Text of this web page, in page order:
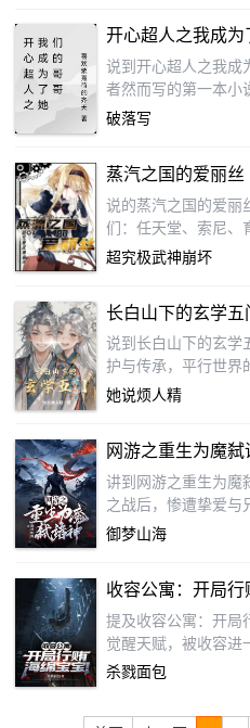
必须遵守以下协议一
都与文明的存续与发
在非必要的情况下，
者必须使用人工智能
开心超人之我成为
说到开心超人之我成
者然而写的第一本小
试写的小说，如果我
破落写
蒸汽之国的爱丽丝
说的蒸汽之国的爱丽
们：任天堂、索尼、
联合已成立工作室时
超究极武神崩坏
长白山下的玄学五
说到长白山下的玄学
护与传承，平行世界
故事，虚构或真实？
她说烦人精
网游之重生为魔弑
讲到网游之重生为魔
之战后，惨遭挚爱与
荣光尽失，基于基于
付出代价！
御梦山海
收容公寓：开局行
提及收容公寓：开局
觉醒天赋，被收容进
在这座无限公寓中艰
杀戮面包